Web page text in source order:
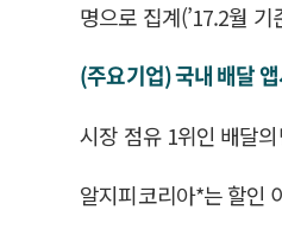
명으로 집계(’17.2월 기
(주요기업) 국내 배달
시장 점유 1위인 배달
알지피코리아*는 할인